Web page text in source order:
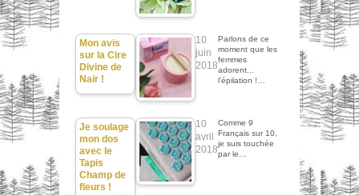
Mon avis
sur la Cire
Divine de
Nair !
10
juin
2018
Parlons de ce
moment que les
femmes
adorent...
l'épilation !…
Je soulage
mon dos
avec le
Tapis
Champ de
fleurs !
10
avril
2018
Comme 9
Français sur 10,
je suis touchée
par le…